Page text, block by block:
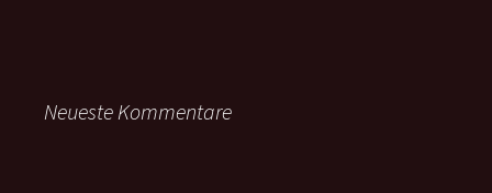
Neueste Kommentare